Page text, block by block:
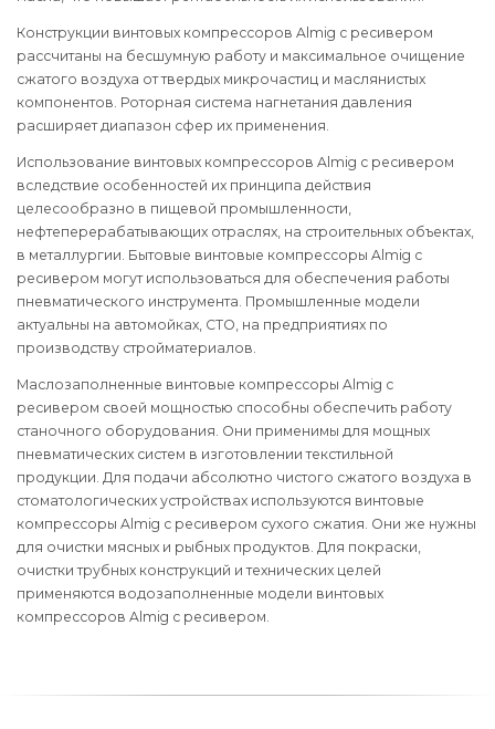
Конструкции винтовых компрессоров Almig с ресивером
рассчитаны на бесшумную работу и максимальное очищение
сжатого воздуха от твердых микрочастиц и маслянистых
компонентов. Роторная система нагнетания давления
расширяет диапазон сфер их применения.
Использование винтовых компрессоров Almig с ресивером
вследствие особенностей их принципа действия
целесообразно в пищевой промышленности,
нефтеперерабатывающих отраслях, на строительных объектах,
в металлургии. Бытовые винтовые компрессоры Almig с
ресивером могут использоваться для обеспечения работы
пневматического инструмента. Промышленные модели
актуальны на автомойках, СТО, на предприятиях по
производству стройматериалов.
Маслозаполненные винтовые компрессоры Almig с
ресивером своей мощностью способны обеспечить работу
станочного оборудования. Они применимы для мощных
пневматических систем в изготовлении текстильной
продукции. Для подачи абсолютно чистого сжатого воздуха в
стоматологических устройствах используются винтовые
компрессоры Almig с ресивером сухого сжатия. Они же нужны
для очистки мясных и рыбных продуктов. Для покраски,
очистки трубных конструкций и технических целей
применяются водозаполненные модели винтовых
компрессоров Almig с ресивером.